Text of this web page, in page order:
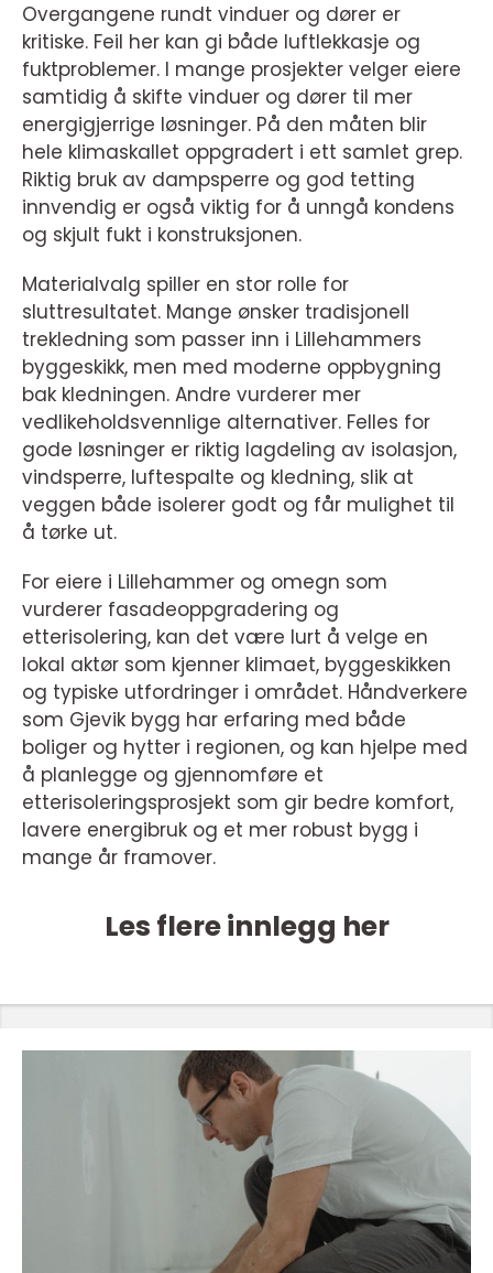
Overgangene rundt vinduer og dører er
kritiske. Feil her kan gi både luftlekkasje og
fuktproblemer. I mange prosjekter velger eiere
samtidig å skifte vinduer og dører til mer
energigjerrige løsninger. På den måten blir
hele klimaskallet oppgradert i ett samlet grep.
Riktig bruk av dampsperre og god tetting
innvendig er også viktig for å unngå kondens
og skjult fukt i konstruksjonen.
Materialvalg spiller en stor rolle for
sluttresultatet. Mange ønsker tradisjonell
trekledning som passer inn i Lillehammers
byggeskikk, men med moderne oppbygning
bak kledningen. Andre vurderer mer
vedlikeholdsvennlige alternativer. Felles for
gode løsninger er riktig lagdeling av isolasjon,
vindsperre, luftespalte og kledning, slik at
veggen både isolerer godt og får mulighet til
å tørke ut.
For eiere i Lillehammer og omegn som
vurderer fasadeoppgradering og
etterisolering, kan det være lurt å velge en
lokal aktør som kjenner klimaet, byggeskikken
og typiske utfordringer i området. Håndverkere
som Gjevik bygg har erfaring med både
boliger og hytter i regionen, og kan hjelpe med
å planlegge og gjennomføre et
etterisoleringsprosjekt som gir bedre komfort,
lavere energibruk og et mer robust bygg i
mange år framover.
Les flere innlegg her